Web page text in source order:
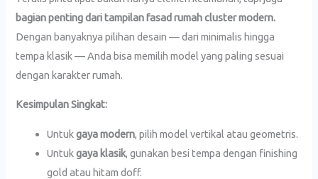
bagian penting dari tampilan fasad rumah cluster modern.
Dengan banyaknya pilihan desain — dari minimalis hingga
tempa klasik — Anda bisa memilih model yang paling sesuai
dengan karakter rumah.
Kesimpulan Singkat:
Untukgaya modern, pilih model vertikal atau geometris.
Untukgaya klasik, gunakan besi tempa dengan finishing
gold atau hitam doff.